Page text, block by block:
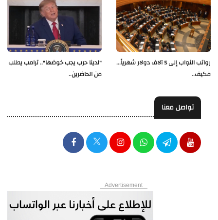
"لدينا حرب يجب خوضها".. ترامب يطلب
من الحاضرين..
رواتب النواب إلى 5 آلاف دولار شهرياً...
فكيف..
تواصل معنا
Advertisement